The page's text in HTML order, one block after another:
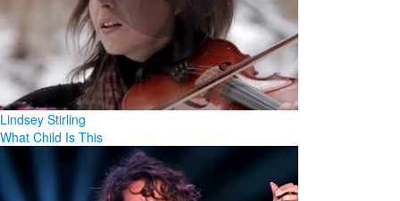
Lindsey Stirling
What Child Is This